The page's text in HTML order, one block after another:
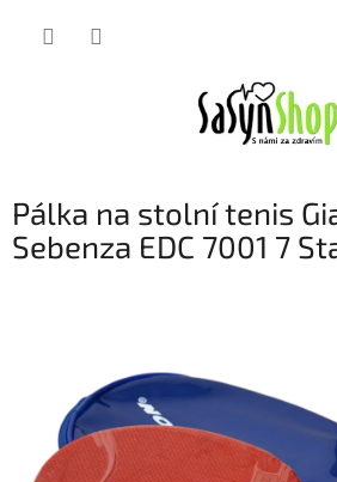
Pálka na stolní tenis
Sebenza EDC 7001 7